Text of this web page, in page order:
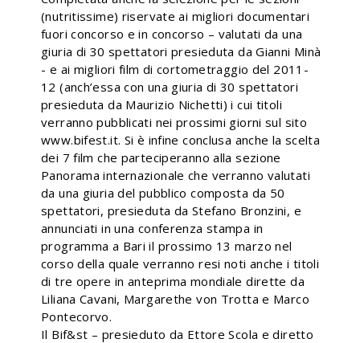
(nutritissime) riservate ai migliori documentari
fuori concorso e in concorso – valutati da una
giuria di 30 spettatori presieduta da Gianni Minà
- e ai migliori film di cortometraggio del 2011-
12 (anch’essa con una giuria di 30 spettatori
presieduta da Maurizio Nichetti) i cui titoli
verranno pubblicati nei prossimi giorni sul sito
www.bifest.it. Si è infine conclusa anche la scelta
dei 7 film che parteciperanno alla sezione
Panorama internazionale che verranno valutati
da una giuria del pubblico composta da 50
spettatori, presieduta da Stefano Bronzini, e
annunciati in una conferenza stampa in
programma a Bari il prossimo 13 marzo nel
corso della quale verranno resi noti anche i titoli
di tre opere in anteprima mondiale dirette da
Liliana Cavani, Margarethe von Trotta e Marco
Pontecorvo.
Il Bif&st – presieduto da Ettore Scola e diretto